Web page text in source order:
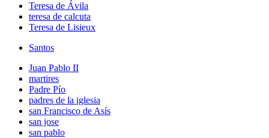
Teresa de Ávila
teresa de calcuta
Teresa de Lisieux
Santos
Juan Pablo II
martires
Padre Pío
padres de la iglesia
san Francisco de Asís
san jose
san pablo